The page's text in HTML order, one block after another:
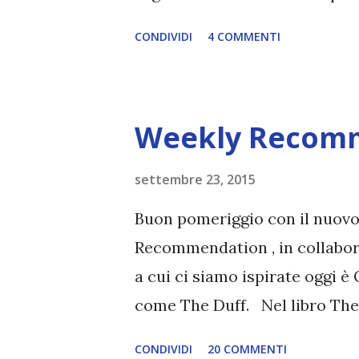
un piccolo ripasso dei
tana di una booklover 15
booklover 15 SETTEMBRE :
Briciole di parole 25
CONDIVIDI 4 COMMENTI
Weekly
settembre 23, 2015
Buon pomeriggio con il
Recommendation , in
a cui ci siamo ispirate oggi è
come The Duff. Nel libro
CONDIVIDI 20 COMMENTI